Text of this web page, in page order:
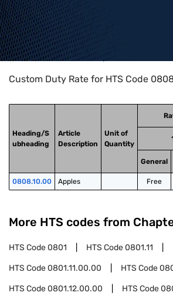
Home>HTS Codes> Chapter
Custom Duty Rate for HTS Code
Heading/S
ubheading
Article
Description
Unit of
Quantity
General
0808.10.00 Apples Free
More HTS codes from
HTS Code0801 HTS Code0801.11
HTS Code0801.11.00.00 HTS Code
HTS Code0801.12.00.00 HTS Code